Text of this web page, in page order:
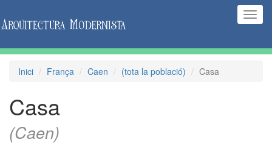
Inici França Caen (tota la població) Casa
Casa
(Caen)